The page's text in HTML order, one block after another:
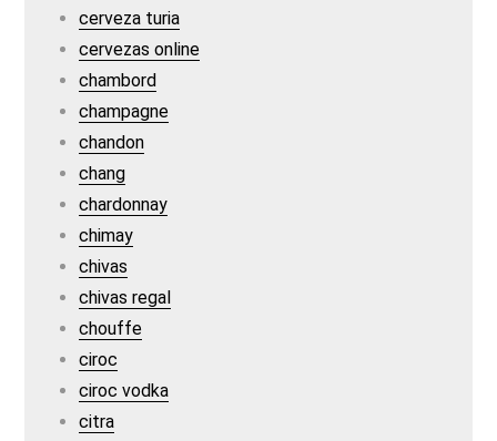
cerveza turia
cervezas online
chambord
champagne
chandon
chang
chardonnay
chimay
chivas
chivas regal
chouffe
ciroc
ciroc vodka
citra